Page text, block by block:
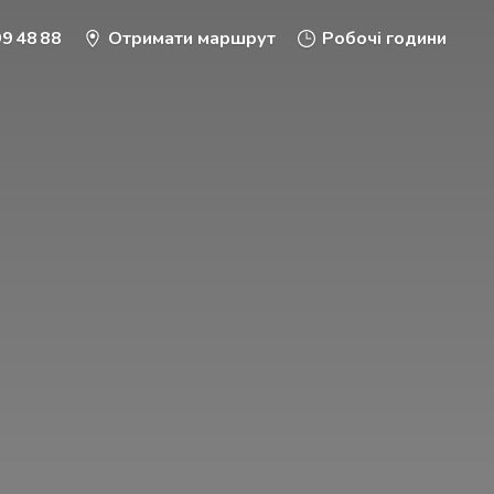
48 88 Отримати маршрут Робочі години